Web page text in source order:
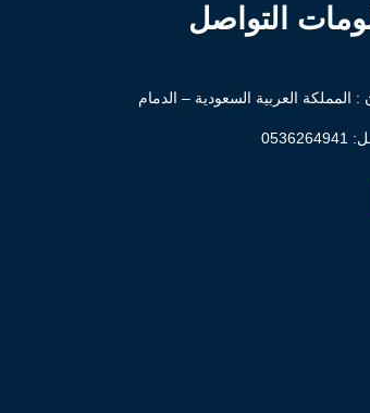
التواصل
: المملكة العربية السعودية – الدمام
0536264941